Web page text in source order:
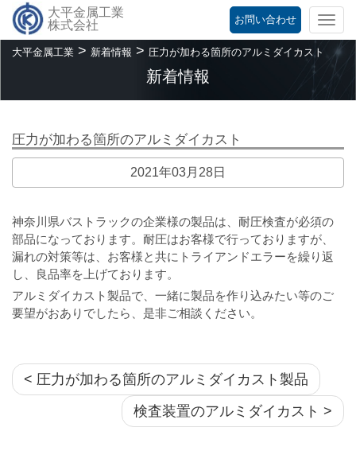
お問い合わせ
大平金属工業
株式会社
大平金属工業 > 新着情報 > 圧力が加わる箇所のアルミダイカスト
新着情報
圧力が加わる箇所のアルミダイカスト
2021年03月28日
神奈川県バストラックの企業様の製品は、耐圧検査が必須の
部品になっております。耐圧はお客様で行っておりますが、
漏れの対策等は、お客様と共にトライアンドエラーを繰り返
し、良品率を上げております。
アルミダイカスト製品で、一緒に製品を作り込みたい等のご
要望がおありでしたら、是非ご相談ください。
< 圧力が加わる箇所のアルミダイカスト製品
検査装置のアルミダイカスト >